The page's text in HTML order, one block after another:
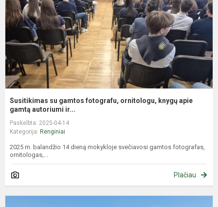
Susitikimas su gamtos fotografu, ornitologu, knygų apie
gamtą autoriumi ir...
Paskelbta: 2025-04-14
Kategorija: Renginiai
2025 m. balandžio 14 dieną mokykloje svečiavosi gamtos fotografas,
ornitologas,...
Plačiau